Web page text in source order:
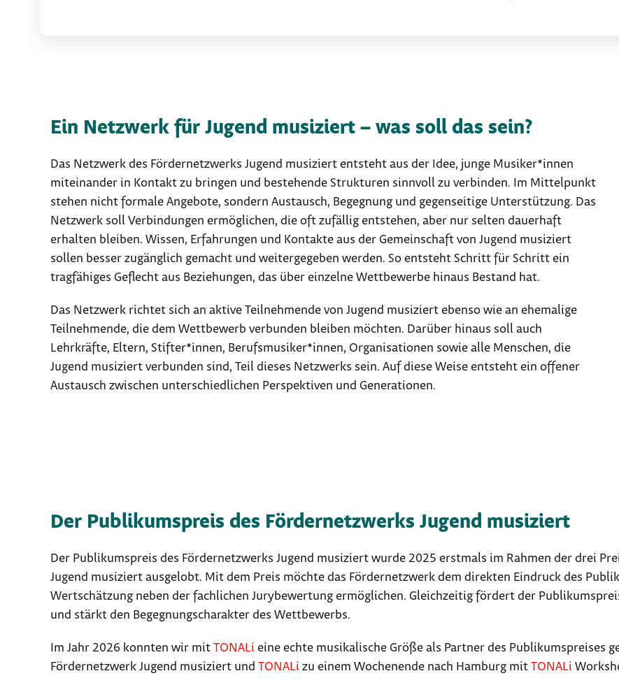
Ein Netzwerk für Jugend musiziert – was soll das sein?
Das Netzwerk des Fördernetzwerks Jugend musiziert entsteht aus der Idee, junge Musiker*innen
miteinander in Kontakt zu bringen und bestehende Strukturen sinnvoll zu verbinden. Im Mittelpunkt
stehen nicht formale Angebote, sondern Austausch, Begegnung und gegenseitige Unterstützung. Das
Netzwerk soll Verbindungen ermöglichen, die oft zufällig entstehen, aber nur selten dauerhaft
erhalten bleiben. Wissen, Erfahrungen und Kontakte aus der Gemeinschaft von Jugend musiziert
sollen besser zugänglich gemacht und weitergegeben werden. So entsteht Schritt für Schritt ein
tragfähiges Geflecht aus Beziehungen, das über einzelne Wettbewerbe hinaus Bestand hat.
Das Netzwerk richtet sich an aktive Teilnehmende von Jugend musiziert ebenso wie an ehemalige
Teilnehmende, die dem Wettbewerb verbunden bleiben möchten. Darüber hinaus soll auch
Lehrkräfte, Eltern, Stifter*innen, Berufsmusiker*innen, Organisationen sowie alle Menschen, die
Jugend musiziert verbunden sind, Teil dieses Netzwerks sein. Auf diese Weise entsteht ein offener
Austausch zwischen unterschiedlichen Perspektiven und Generationen.
Der Publikumspreis des Fördernetzwerks Jugend musiziert
Der Publikumspreis des Fördernetzwerks Jugend musiziert wurde 2025 erstmals im Rahmen der drei
Jugend musiziert ausgelobt. Mit dem Preis möchte das Fördernetzwerk dem direkten Eindruck des
Wertschätzung neben der fachlichen Jurybewertung ermöglichen. Gleichzeitig fördert der
und stärkt den Begegnungscharakter des Wettbewerbs.
Im Jahr 2026 konnten wir mit TONALi eine echte musikalische Größe als Partner des Publikumspreises
Fördernetzwerk Jugend musiziert und TONALi zu einem Wochenende nach Hamburg mit TONALi